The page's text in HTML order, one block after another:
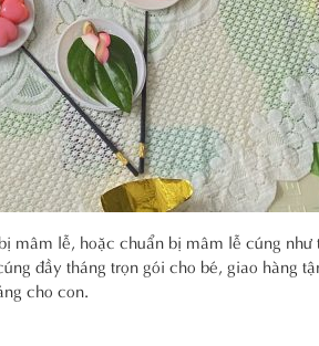
mâm lễ, hoặc chuẩn bị mâm lễ cúng như
đầy tháng trọn gói cho bé, giao hàng
cho con.